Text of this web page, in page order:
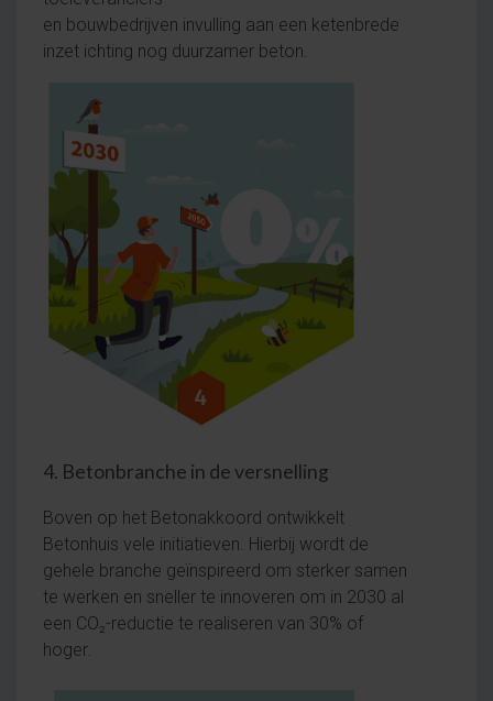
en bouwbedrijven invulling aan een ketenbrede
inzet ichting nog duurzamer beton.
4. Betonbranche in de versnelling
Boven op het Betonakkoord ontwikkelt
Betonhuis vele initiatieven. Hierbij wordt de
gehele branche geïnspireerd om sterker samen
te werken en sneller te innoveren om in 2030 al
een CO₂-reductie te realiseren van 30% of
hoger.